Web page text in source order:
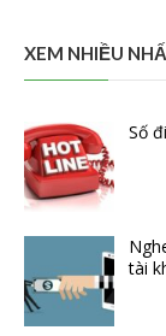
XEM NHIỀU
Số
tài